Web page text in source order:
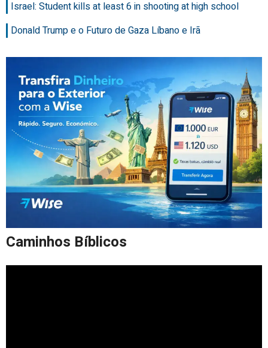
Israel: Student kills at least 6 in shooting at high school
Donald Trump e o Futuro de Gaza Líbano e Irã
Caminhos Bíblicos